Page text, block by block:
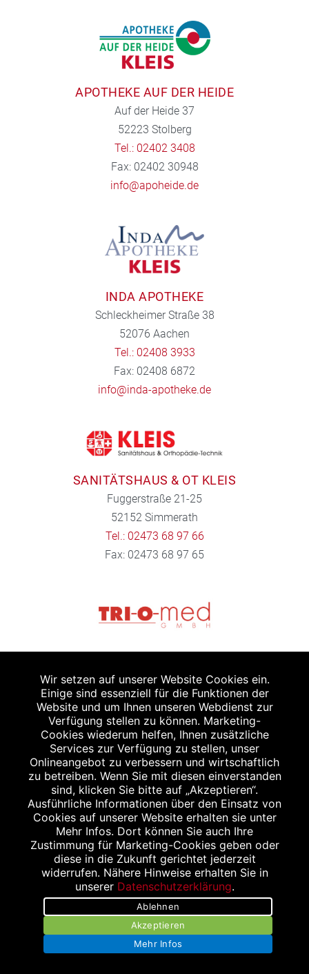
APOTHEKE AUF DER HEIDE
Auf der Heide 37
52223 Stolberg
Tel.: 02402 3408
Fax: 02402 30948
info@apoheide.de
INDA APOTHEKE
Schleckheimer Straße 38
52076 Aachen
Tel.: 02408 3933
Fax: 02408 6872
info@inda-apotheke.de
SANITÄTSHAUS & OT KLEIS
Fuggerstraße 21-25
52152 Simmerath
Tel.: 02473 68 97 66
Fax: 02473 68 97 65
Aachener Str. 30
52249 Eschweiler
Tel.: 02403 78 84 0
Fax: 02403 78 84 19
info@tri-o-med.de
Wir setzen auf unserer Website Cookies ein.
Einige sind essenziell für die Funktionen der
Website und um Ihnen unseren Webdienst zur
Verfügung stellen zu können. Marketing-
Cookies wiederum helfen, Ihnen zusätzliche
Services zur Verfügung zu stellen, unser
Onlineangebot zu verbessern und wirtschaftlich
zu betreiben. Wenn Sie mit diesen einverstanden
sind, klicken Sie bitte auf „Akzeptieren“.
Ausführliche Informationen über den Einsatz von
Cookies auf unserer Website erhalten sie unter
Mehr Infos. Dort können Sie auch Ihre
Zustimmung für Marketing-Cookies geben oder
diese in die Zukunft gerichtet jederzeit
widerrufen. Nähere Hinweise erhalten Sie in
unserer Datenschutzerklärung.
Ablehnen
Akzeptieren
Mehr Infos